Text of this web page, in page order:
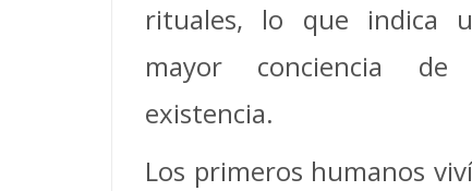
rituales, lo que indica
mayor conciencia de
existencia.
Los primeros humanos